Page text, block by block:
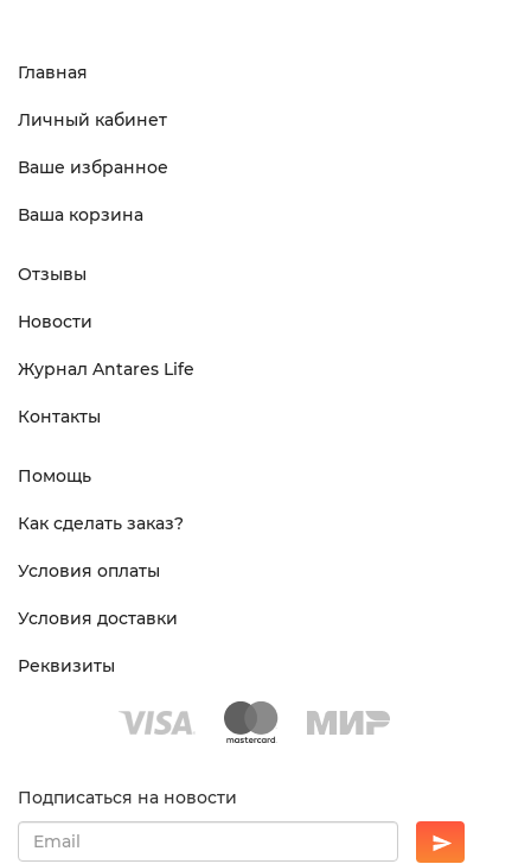
Главная
Личный кабинет
Ваше избранное
Ваша корзина
Отзывы
Новости
Журнал Antares Life
Контакты
Помощь
Как сделать заказ?
Условия оплаты
Условия доставки
Реквизиты
Подписаться на новости